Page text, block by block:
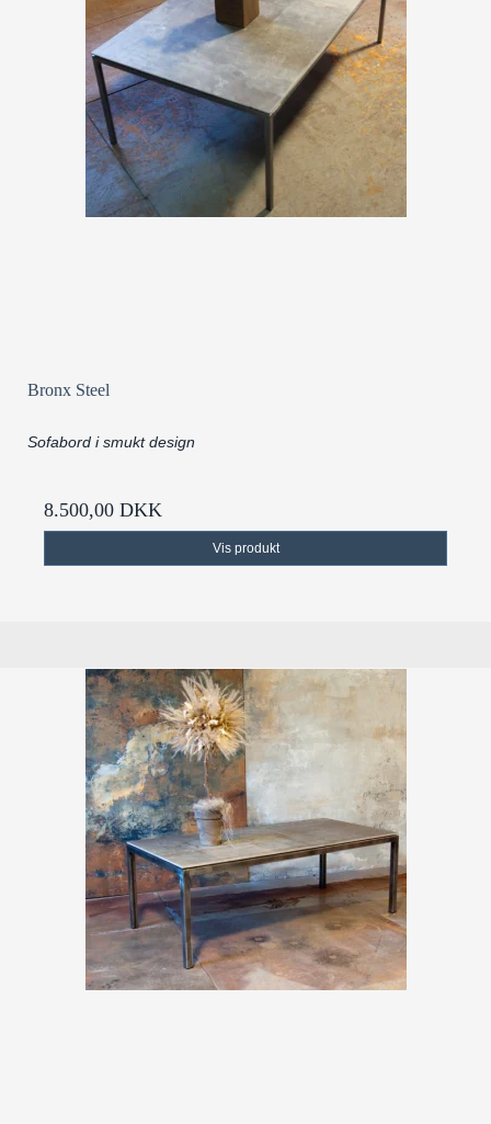
Bronx Steel
Sofabord i smukt design
8.500,00 DKK
Vis produkt